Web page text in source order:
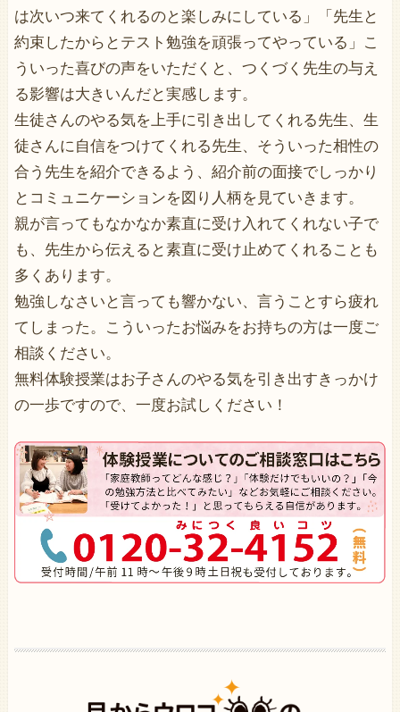
は次いつ来てくれるのと楽しみにしている」「先生と
約束したからとテスト勉強を頑張ってやっている」こ
ういった喜びの声をいただくと、つくづく先生の与え
る影響は大きいんだと実感します。
生徒さんのやる気を上手に引き出してくれる先生、生
徒さんに自信をつけてくれる先生、そういった相性の
合う先生を紹介できるよう、紹介前の面接でしっかり
とコミュニケーションを図り人柄を見ていきます。
親が言ってもなかなか素直に受け入れてくれない子で
も、先生から伝えると素直に受け止めてくれることも
多くあります。
勉強しなさいと言っても響かない、言うことすら疲れ
てしまった。こういったお悩みをお持ちの方は一度ご
相談ください。
無料体験授業はお子さんのやる気を引き出すきっかけ
の一歩ですので、一度お試しください！